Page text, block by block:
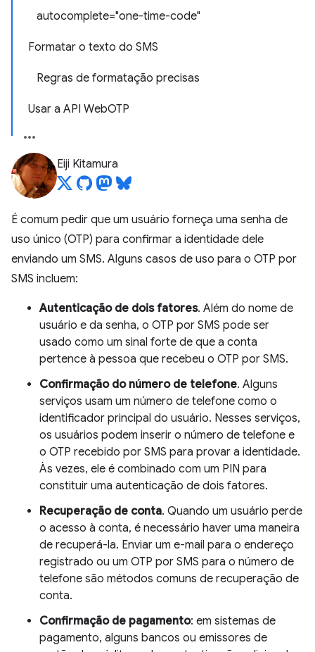
autocomplete="one-time-code"
Formatar o texto do SMS
Regras de formatação precisas
Usar a API WebOTP
Eiji Kitamura
É comum pedir que um usuário forneça uma senha de
uso único (OTP) para confirmar a identidade dele
enviando um SMS. Alguns casos de uso para o OTP por
SMS incluem:
Autenticação de dois fatores. Além do nome de
usuário e da senha, o OTP por SMS pode ser
usado como um sinal forte de que a conta
pertence à pessoa que recebeu o OTP por SMS.
Confirmação do número de telefone. Alguns
serviços usam um número de telefone como o
identificador principal do usuário. Nesses serviços,
os usuários podem inserir o número de telefone e
o OTP recebido por SMS para provar a identidade.
Às vezes, ele é combinado com um PIN para
constituir uma autenticação de dois fatores.
Recuperação de conta. Quando um usuário perde
o acesso à conta, é necessário haver uma maneira
de recuperá-la. Enviar um e-mail para o endereço
registrado ou um OTP por SMS para o número de
telefone são métodos comuns de recuperação de
conta.
Confirmação de pagamento: em sistemas de
pagamento, alguns bancos ou emissores de